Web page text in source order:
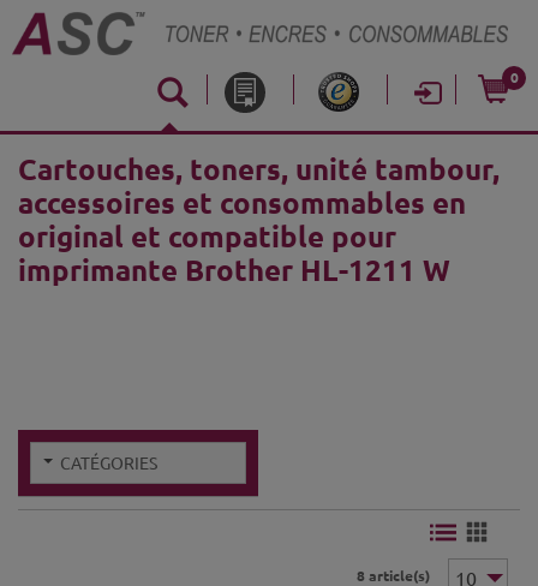
0
Cartouches, toners, unité tambour,
accessoires et consommables en
original et compatible pour
imprimante Brother HL-1211 W
CATÉGORIES
8 article(s)